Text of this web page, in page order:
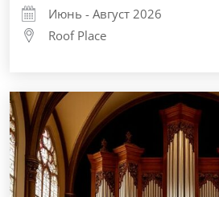
Июнь - Август 2026
Roof Place